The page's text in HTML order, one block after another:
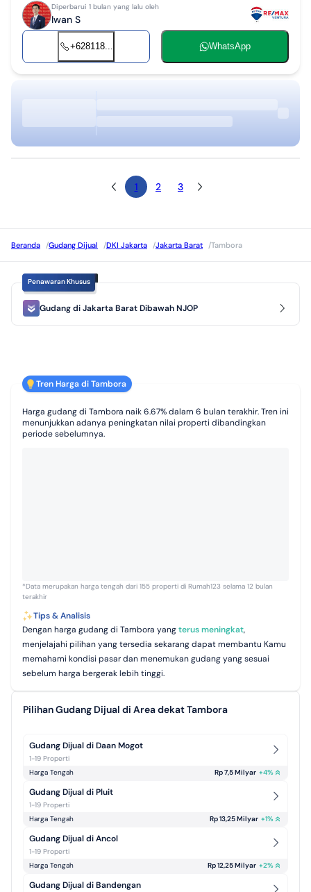
Diperbarui 1 bulan yang lalu oleh
Iwan S
+628118... WhatsApp
1 2 3
Beranda /Gudang Dijual /DKI Jakarta /Jakarta Barat /Tambora
Penawaran Khusus
Gudang di Jakarta Barat Dibawah NJOP
Tren Harga di Tambora
Harga gudang di Tambora naik 6.67% dalam 6 bulan terakhir. Tren ini
menunjukkan adanya peningkatan nilai properti dibandingkan
periode sebelumnya.
*Data merupakan harga tengah dari 155 properti di Rumah123 selama 12 bulan
terakhir
Tips & Analisis
Dengan harga gudang di Tambora yangterus meningkat,
menjelajahi pilihan yang tersedia sekarang dapat membantu Kamu
memahami kondisi pasar dan menemukan gudang yang sesuai
sebelum harga bergerak lebih tinggi.
Pilihan Gudang Dijual di Area dekat Tambora
Gudang Dijual di Daan Mogot
1-19 Properti
Harga Tengah
Rp 7,5 Milyar +4%
Gudang Dijual di Pluit
1-19 Properti
Harga Tengah
Rp 13,25 Milyar +1%
Gudang Dijual di Ancol
1-19 Properti
Harga Tengah
Rp 12,25 Milyar +2%
Gudang Dijual di Bandengan